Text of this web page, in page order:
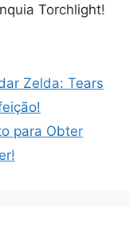
Torchlight!
Zelda: Tears
para Obter